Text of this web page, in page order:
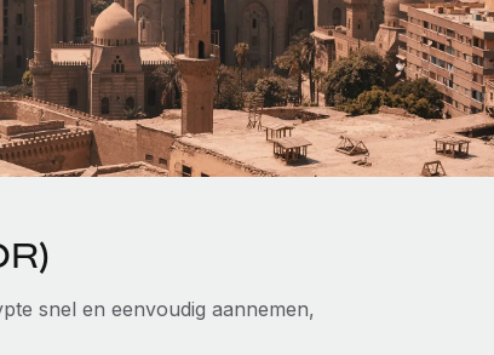
snel en eenvoudig aannemen,